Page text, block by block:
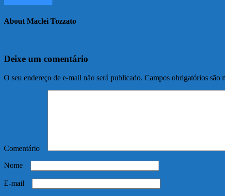
About Maclei Tozzato
Deixe um comentário
O seu endereço de e-mail não será publicado. Campos obrigatórios são
Comentário
Nome
E-mail